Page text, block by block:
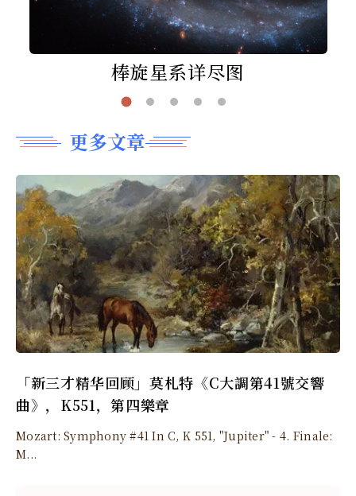
棒旋星系详尽图
更多文章
「新三才精华回顾」莫札特《C大調第41號交響
曲》，K551，第四樂章
Mozart: Symphony #41 In C, K 551, "Jupiter" - 4. Finale:
M...